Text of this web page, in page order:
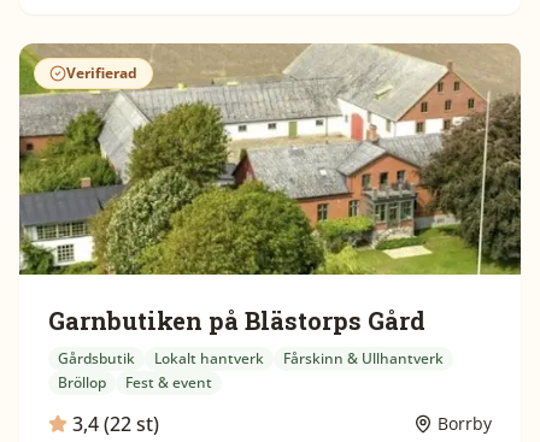
Verifierad
Garnbutiken på Blästorps Gård
Gårdsbutik Lokalt hantverk
Fårskinn & Ullhantverk
Bröllop
Fest & event
3,4 (22 st) Borrby